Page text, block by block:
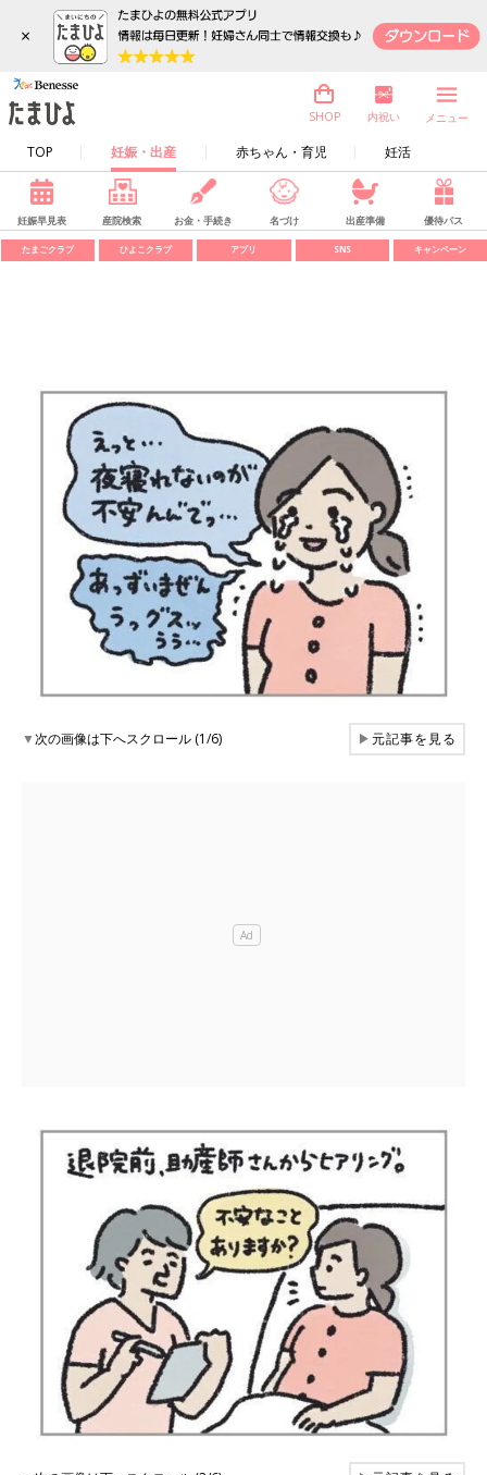
×
TOP 妊娠・出産 赤ちゃん・育児 妊活
SHOP 内祝い メニュー
妊娠早見表 産院検索 お金・手続き 名づけ 出産準備 優待パス
たまごクラブ ひよこクラブ アプリ SNS キャンペーン
▼次の画像は下へスクロール (1/6) ▶元記事を見る